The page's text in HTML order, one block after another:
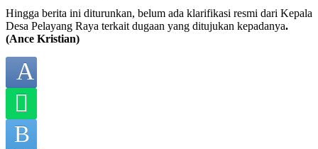
Hingga berita ini diturunkan, belum ada klarifikasi resmi dari Kepala
Desa Pelayang Raya terkait dugaan yang ditujukan kepadanya.
(Ance Kristian)